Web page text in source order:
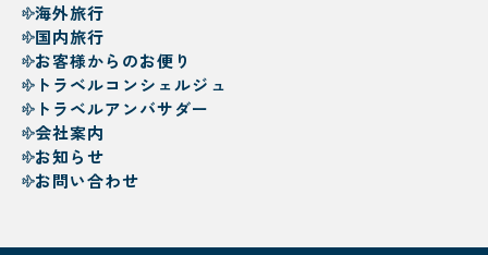
海外旅行
国内旅行
お客様からのお便り
トラベルコンシェルジュ
トラベルアンバサダー
会社案内
お知らせ
お問い合わせ